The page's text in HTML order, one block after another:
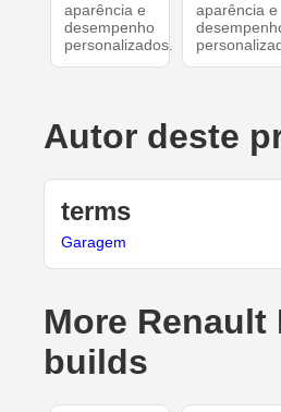
aparência e
desempenho
personalizados.
aparência e
Autor deste
terms
Garagem
More Renault
builds